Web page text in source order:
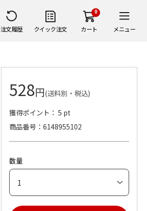
注文履歴 クイック注文
0
カート メニュー
528円(送料別・税込)
獲得ポイント： 5 pt
商品番号
6148955102
数量